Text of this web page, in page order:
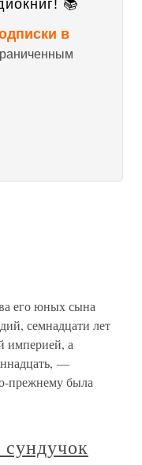
📚
в
его юных сына
семнадцати лет
империей, а
—
прежнему была